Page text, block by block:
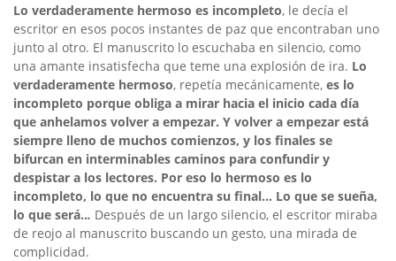
Lo verdaderamente hermoso es incompleto, le decía el
escritor en esos pocos instantes de paz que encontraban uno
junto al otro. El manuscrito lo escuchaba en silencio, como
una amante insatisfecha que teme una explosión de ira. Lo
verdaderamente hermoso, repetía mecánicamente, es lo
incompleto porque obliga a mirar hacia el inicio cada día
que anhelamos volver a empezar. Y volver a empezar está
siempre lleno de muchos comienzos, y los finales se
bifurcan en interminables caminos para confundir y
despistar a los lectores. Por eso lo hermoso es lo
incompleto, lo que no encuentra su final… Lo que se sueña,
lo que será... Después de un largo silencio, el escritor miraba
de reojo al manuscrito buscando un gesto, una mirada de
complicidad.